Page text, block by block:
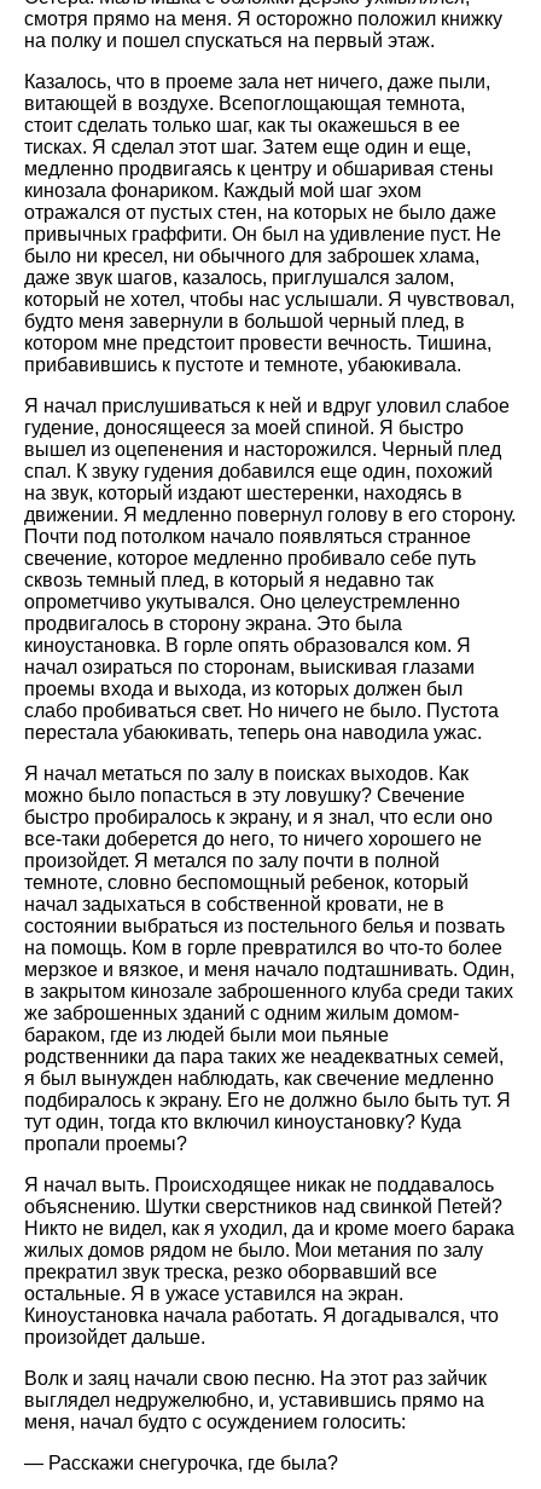
смотря прямо на меня. Я осторожно положил книжку
на полку и пошел спускаться на первый этаж.
Казалось, что в проеме зала нет ничего, даже пыли,
витающей в воздухе. Всепоглощающая темнота,
стоит сделать только шаг, как ты окажешься в ее
тисках. Я сделал этот шаг. Затем еще один и еще,
медленно продвигаясь к центру и обшаривая стены
кинозала фонариком. Каждый мой шаг эхом
отражался от пустых стен, на которых не было даже
привычных граффити. Он был на удивление пуст. Не
было ни кресел, ни обычного для заброшек хлама,
даже звук шагов, казалось, приглушался залом,
который не хотел, чтобы нас услышали. Я чувствовал,
будто меня завернули в большой черный плед, в
котором мне предстоит провести вечность. Тишина,
прибавившись к пустоте и темноте, убаюкивала.
Я начал прислушиваться к ней и вдруг уловил слабое
гудение, доносящееся за моей спиной. Я быстро
вышел из оцепенения и насторожился. Черный плед
спал. К звуку гудения добавился еще один, похожий
на звук, который издают шестеренки, находясь в
движении. Я медленно повернул голову в его сторону.
Почти под потолком начало появляться странное
свечение, которое медленно пробивало себе путь
сквозь темный плед, в который я недавно так
опрометчиво укутывался. Оно целеустремленно
продвигалось в сторону экрана. Это была
киноустановка. В горле опять образовался ком. Я
начал озираться по сторонам, выискивая глазами
проемы входа и выхода, из которых должен был
слабо пробиваться свет. Но ничего не было. Пустота
перестала убаюкивать, теперь она наводила ужас.
Я начал метаться по залу в поисках выходов. Как
можно было попасться в эту ловушку? Свечение
быстро пробиралось к экрану, и я знал, что если оно
все-таки доберется до него, то ничего хорошего не
произойдет. Я метался по залу почти в полной
темноте, словно беспомощный ребенок, который
начал задыхаться в собственной кровати, не в
состоянии выбраться из постельного белья и позвать
на помощь. Ком в горле превратился во что-то более
мерзкое и вязкое, и меня начало подташнивать. Один,
в закрытом кинозале заброшенного клуба среди таких
же заброшенных зданий с одним жилым домом-
бараком, где из людей были мои пьяные
родственники да пара таких же неадекватных семей,
я был вынужден наблюдать, как свечение медленно
подбиралось к экрану. Его не должно было быть тут. Я
тут один, тогда кто включил киноустановку? Куда
пропали проемы?
Я начал выть. Происходящее никак не поддавалось
объяснению. Шутки сверстников над свинкой Петей?
Никто не видел, как я уходил, да и кроме моего барака
жилых домов рядом не было. Мои метания по залу
прекратил звук треска, резко оборвавший все
остальные. Я в ужасе уставился на экран.
Киноустановка начала работать. Я догадывался, что
произойдет дальше.
Волк и заяц начали свою песню. На этот раз зайчик
выглядел недружелюбно, и, уставившись прямо на
меня, начал будто с осуждением голосить:
— Расскажи снегурочка, где была?